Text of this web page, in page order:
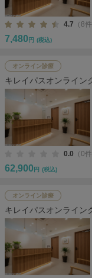
4.7 （8件
7,480 円 (税込)
オンライン診療
キレイパスオンライン
0.0 （0件
62,900 円 (税込)
オンライン診療
キレイパスオンライン